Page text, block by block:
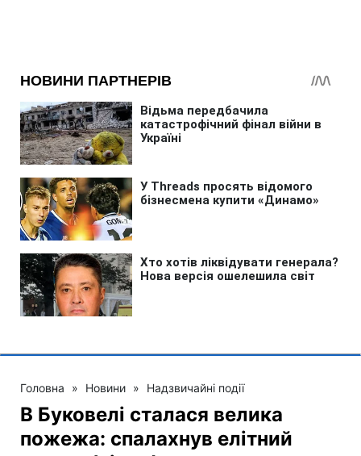
Головна » Новини » Надзвичайні події
В Буковелі сталася велика
пожежа: спалахнув елітний